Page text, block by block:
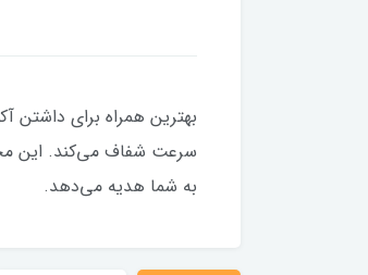
بهترین همراه برای داشتن
سرعت شفاف می‌کند. این
به شما هدیه می‌دهد.